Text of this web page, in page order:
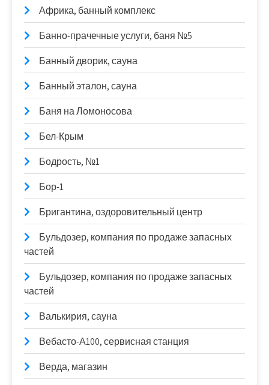
Африка, банный комплекс
Банно-прачечные услуги, баня №5
Банный дворик, сауна
Банный эталон, сауна
Баня на Ломоносова
Бел-Крым
Бодрость, №1
Бор-1
Бригантина, оздоровительный центр
Бульдозер, компания по продаже запасных
частей
Бульдозер, компания по продаже запасных
частей
Валькирия, сауна
Вебасто-А100, сервисная станция
Верда, магазин